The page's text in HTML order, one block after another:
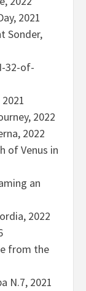
2021
Sonder,
32-of-
2022
2022
of Venus in
an
2022
from the
N.7, 2021